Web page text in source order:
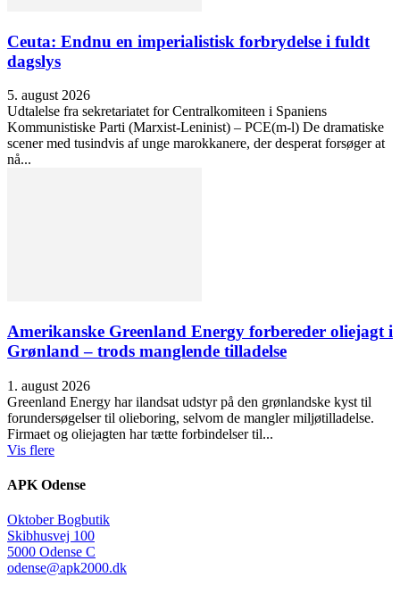
Ceuta: Endnu en imperialistisk forbrydelse i fuldt
dagslys
5. august 2026
Udtalelse fra sekretariatet for Centralkomiteen i Spaniens
Kommunistiske Parti (Marxist-Leninist) – PCE(m-l) De dramatiske
scener med tusindvis af unge marokkanere, der desperat forsøger at
nå...
Amerikanske Greenland Energy forbereder oliejagt i
Grønland – trods manglende tilladelse
1. august 2026
Greenland Energy har ilandsat udstyr på den grønlandske kyst til
forundersøgelser til olieboring, selvom de mangler miljøtilladelse.
Firmaet og oliejagten har tætte forbindelser til...
Vis flere
APK Odense
Oktober Bogbutik
Skibhusvej 100
5000 Odense C
odense@apk2000.dk